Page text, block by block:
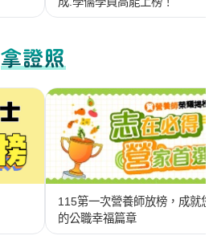
拿證照
115第一次營養師放榜，成就您
的公職幸福篇章